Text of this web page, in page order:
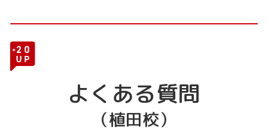
よくある質問
（植田校）